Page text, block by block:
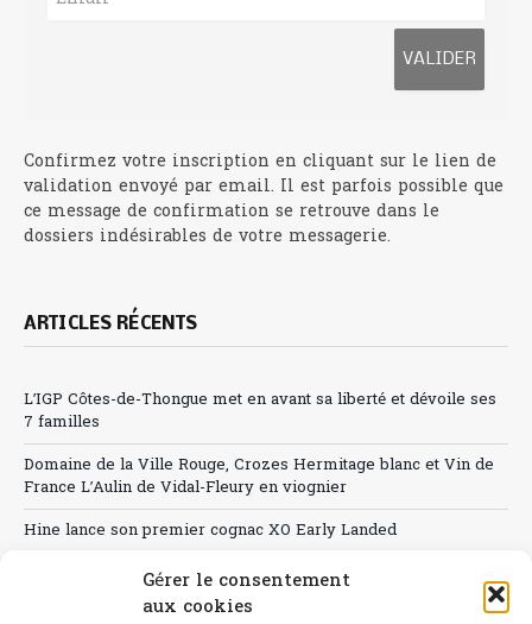
Gérer le consentement
aux cookies
Confirmez votre inscription en cliquant sur le lien de
validation envoyé par email. Il est parfois possible que
ce message de confirmation se retrouve dans le
dossiers indésirables de votre messagerie.
ARTICLES RÉCENTS
L’IGP Côtes-de-Thongue met en avant sa liberté et dévoile ses
7 familles
Domaine de la Ville Rouge, Crozes Hermitage blanc et Vin de
France L’Aulin de Vidal-Fleury en viognier
Hine lance son premier cognac XO Early Landed
Canicule : A quand le CHR à « l’heure espagnole » ?